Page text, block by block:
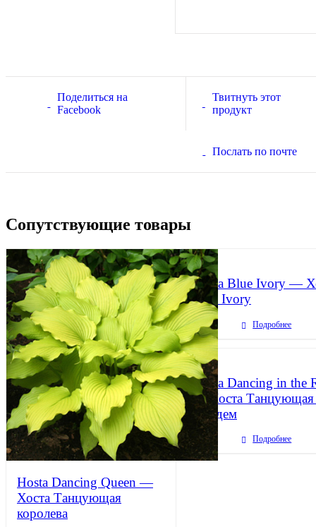
Поделиться на
Facebook
Твитнуть этот
продукт
Послать по почте
Сопутствующие товары
Hosta Dancing Queen —
Хоста Танцующая
королева
Hosta Blue Ivory —
Blue Ivory
Подробнее
Hosta Dancing in the
— Хоста Танцующая
дождем
Подробнее